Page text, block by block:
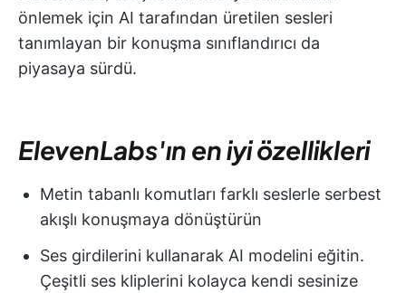
önlemek için AI tarafından üretilen sesleri
tanımlayan bir konuşma sınıflandırıcı da
piyasaya sürdü.
ElevenLabs'ın en iyi özellikleri
Metin tabanlı komutları farklı seslerle serbest
akışlı konuşmaya dönüştürün
Ses girdilerini kullanarak AI modelini eğitin.
Çeşitli ses kliplerini kolayca kendi sesinize